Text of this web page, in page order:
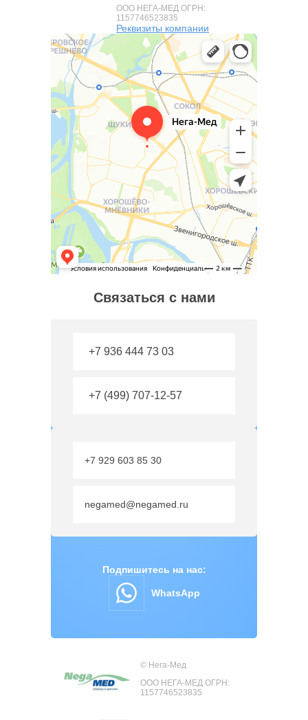
ООО НЕГА-МЕД ОГРН:
1157746523835
Реквизиты компании
Связаться с нами
+7 936 444 73 03
+7 (499) 707-12-57
+7 929 603 85 30
negamed@negamed.ru
Подпишитесь на нас:
WhatsApp
© Нега-Мед
ООО НЕГА-МЕД ОГРН:
1157746523835